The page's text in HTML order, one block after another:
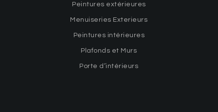
Peintures extérieures
Menuiseries Exterieurs
Peintures intérieures
Plafonds et Murs
Porte d’intérieurs